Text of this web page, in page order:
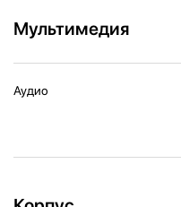
Мультимедия
Аудио